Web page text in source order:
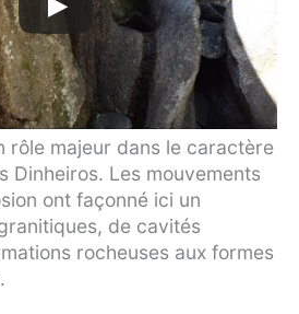
rôle majeur dans le caractère
Dinheiros. Les mouvements
ont façonné ici un
de cavités
rocheuses aux formes